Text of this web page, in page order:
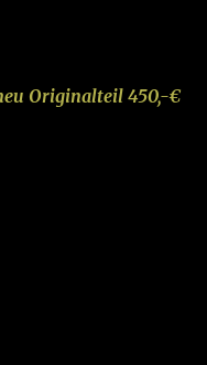
Originalteil 450,-€